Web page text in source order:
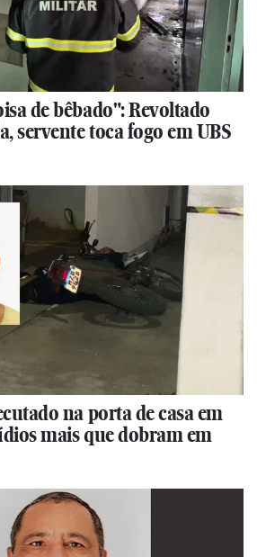
de bêbado": Revoltado
servente toca fogo em UBS
na porta de casa em
mais que dobram em